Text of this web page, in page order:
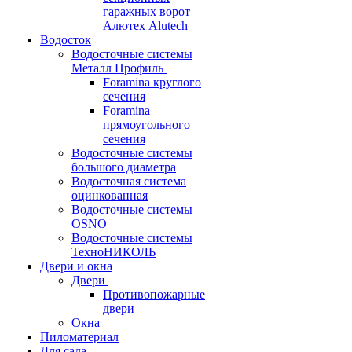
гаражных ворот
Алютех Alutech
Водосток
Водосточные системы
Металл Профиль
Foramina круглого
сечения
Foramina
прямоугольного
сечения
Водосточные системы
большого диаметра
Водосточная система
оцинкованная
Водосточные системы
OSNO
Водосточные системы
ТехноНИКОЛЬ
Двери и окна
Двери
Противопожарные
двери
Окна
Пиломатериал